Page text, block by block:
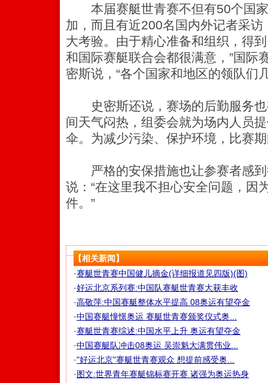
本届赛艇世青赛不但有50个国家
加，而且有近200名国内外记者采
大考验。由于精心准备和组织，得
和国际赛艇联合会都很满意，”国际
密斯说，“各个国家和地区的领队们
史密斯还说，赛场的后勤服务也
间天气闷热，组委会就为场内人员
伞。为减少污染、保护环境，比赛
严格的安保措施也让参赛者感到
说：“在这里我不担心安全问题，因
件。”
【相关新闻】
·赛艇世青赛中国健儿摘金(详细报道见四版)(图)
·好运北京系列赛:中国队赛艇世青赛大获丰收
·高敬萍:中国赛艇整体水平提高 08奥运有望夺金
·中国赛艇憧憬奥运 赛艇世青赛颁奖仪式奥...
·赛艇世青赛综述:中国水平上升 奥运有望夺金
·中国赛艇队冲击08奥运 吴崇魁大满贯伟业...
·"好运北京"赛艇世青赛观众 想提前感受奥...
·图文:世界青年赛艇锦标赛开赛 诸强为奥运热身